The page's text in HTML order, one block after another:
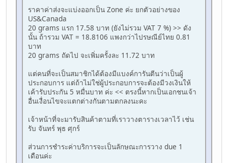
ราคาค่าส่งจะแบ่งออกเป็น Zone ค่ะ ยกตัวอย่างของ
US&Canada
20 grams แรก 17.58 บาท (ยังไม่รวม VAT 7 %) >> ดัง
นั้น ถ้ารวม VAT = 18.8106 แพงกว่าไปรษณีย์ไทย 0.81
บาท
20 grams ถัดไป จะเพิ่มครั้งละ 11.72 บาท
แต่คนที่จะเป็นสมาชิกได้ต้องมีแบงค์การันตีนว่าเป็นผู้
ประกอบการ แต่ถ้าไม่ใช่ผู้ประกอบการจะต้องมีวงเงินให้
เค้ารับประกัน 5 หมื่นบาท ค่ะ << ตรงนี้หากเป็นเอกชนเจ้า
อื่นเงื่อนไขจะแตกต่างกันตามตกลงนะคะ
เจ้าหน้าที่จะมารับสินค้าตามที่เราวางตารางเวลาไว้ เช่น
รับ จันทร์ พุธ ศุกร์
ส่วนการชำระค่าบริการจะเป็นลักษณะการวาง due 1
เดือนค่ะ